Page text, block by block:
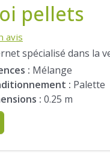
pellets
avis
spécialisé dans la
: Mélange
: Palette
: 0.25 m